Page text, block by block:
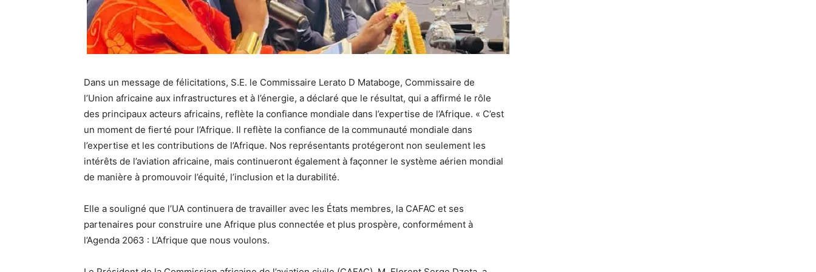
Dans un message de félicitations, S.E. le Commissaire Lerato D Mataboge, Commissaire de
l’Union africaine aux infrastructures et à l’énergie, a déclaré que le résultat, qui a affirmé le rôle
des principaux acteurs africains, reflète la confiance mondiale dans l’expertise de l’Afrique. « C’est
un moment de fierté pour l’Afrique. Il reflète la confiance de la communauté mondiale dans
l’expertise et les contributions de l’Afrique. Nos représentants protégeront non seulement les
intérêts de l’aviation africaine, mais continueront également à façonner le système aérien mondial
de manière à promouvoir l’équité, l’inclusion et la durabilité.
Elle a souligné que l’UA continuera de travailler avec les États membres, la CAFAC et ses
partenaires pour construire une Afrique plus connectée et plus prospère, conformément à
l’Agenda 2063 : L’Afrique que nous voulons.